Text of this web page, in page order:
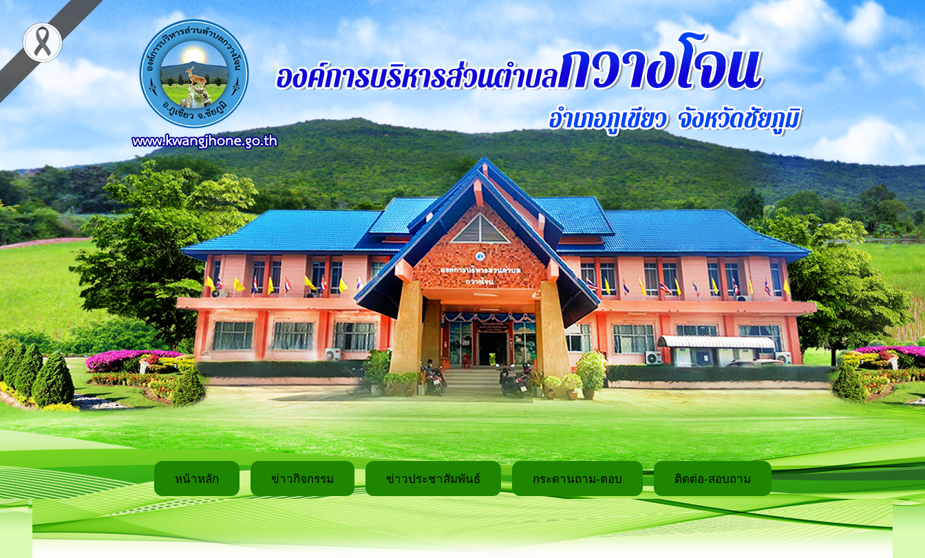
หน้าหลัก ข่าวกิจกรรม ข่าวประชาสัมพันธ์ กระดานถาม-ตอบ ติดต่อ-สอบถาม